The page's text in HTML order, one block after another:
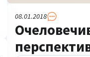
08.01.2018